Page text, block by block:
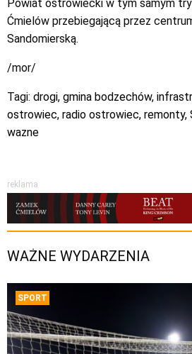
Powiat ostrowiecki w tym samym
Ćmielów przebiegającą przez
Sandomierską.
/mor/
Tagi: drogi, gmina bodzechów,
ostrowiec, radio ostrowiec, remonty,
wazne
reklama
WAŻNE WYDARZENIA
SPORT